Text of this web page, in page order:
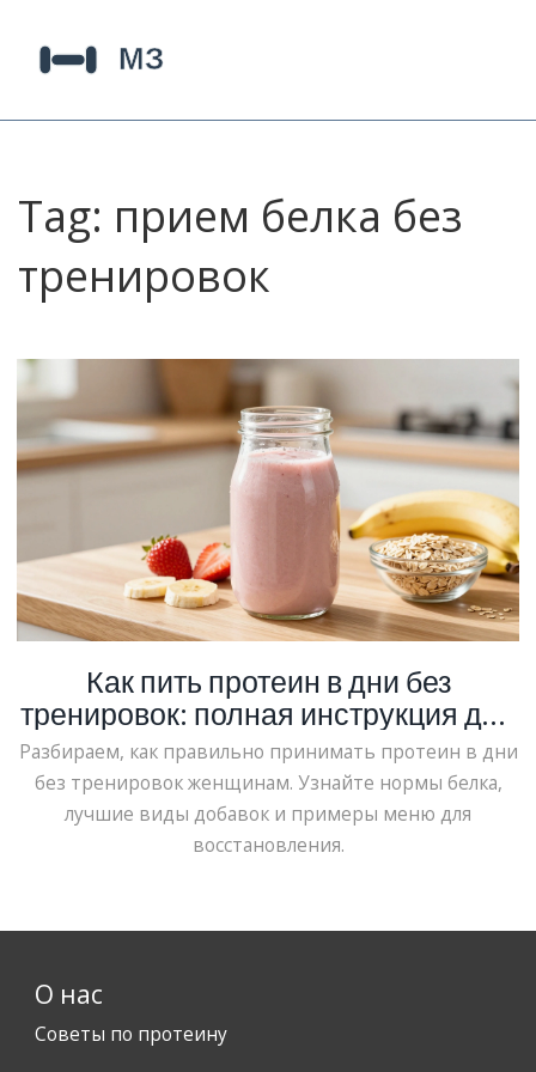
Tag: прием белка без
тренировок
Как пить протеин в дни без
тренировок: полная инструкция для
женщин
Разбираем, как правильно принимать протеин в дни
без тренировок женщинам. Узнайте нормы белка,
лучшие виды добавок и примеры меню для
восстановления.
О нас
Советы по протеину